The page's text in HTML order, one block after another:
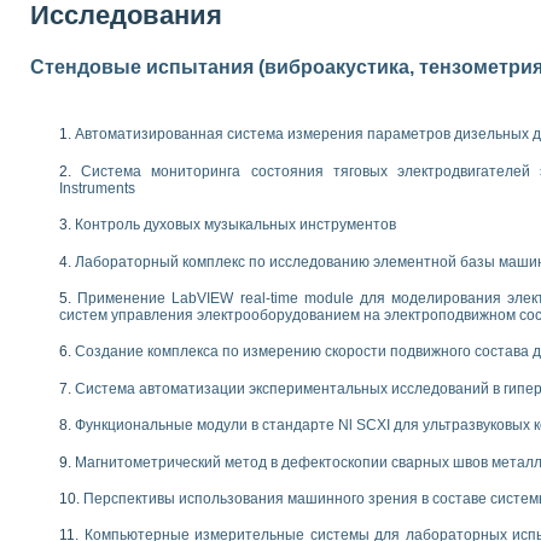
осадка в реальном времени
характеристик солнечных элементов и модулей
программно - аппаратного комплекса NI - Motion
тиристорным электроприводом
INSTRUMENTS для автоматизации процесса очистки сточных вод в
диагностики плазмы
дифракционные датчики малых перемещений и колебаний
свойств сегнетоэлектриков методом тепловых шумов
импедансный томограф на базе платы сбора данных PCI 6052E
механических свойств материалов в наношкале
процессов получения дисперсных продуктов на основе виртуальных
переходных процессов при коротких замыканиях в узлах электрических
Исследования
Стендовые испытания (виброакустика,
Автоматизированная система измерения параметров дизельных
Система мониторинга состояния тяговых
Instruments
Контроль духовых музыкальных инструментов
Лабораторный комплекс по исследованию элементной базы
Применение LabVIEW real-time module для моделирования
систем управления электрооборудованием на электроподвижном
Создание комплекса по измерению скорости подвижного состава
Система автоматизации экспериментальных исследований в
Функциональные модули в стандарте Nl SCXI для ультразвуковых
Магнитометрический метод в дефектоскопии сварных швов
Перспективы использования машинного зрения в составе
Компьютерные измерительные системы для лабораторных